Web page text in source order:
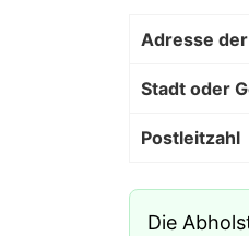
Adresse
Stadt oder
Postleitzahl
Die